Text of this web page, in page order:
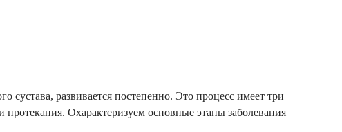
сустава, развивается постепенно. Это процесс имеет три
Охарактеризуем основные этапы заболевания